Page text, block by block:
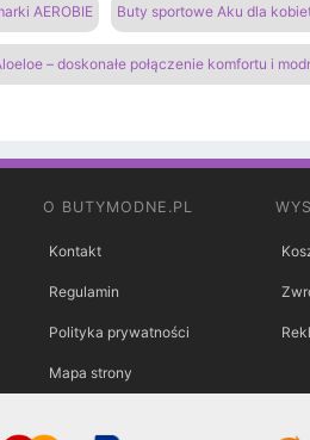
AEROBIE Buty sportowe Aku dla
– doskonałe połączenie komfortu i
O BUTYMODNE.PL
Kontakt
Regulamin
Polityka prywatności
Mapa strony